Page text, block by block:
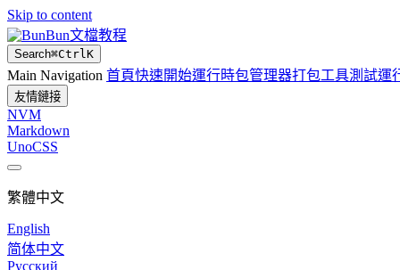
Skip to content
Bun文檔教程
Search⌘CtrlK
Main Navigation 首頁快速開始運行時包管理器打包工具測試運
友情鏈接
NVM
Markdown
UnoCSS
繁體中文
English
简体中文
Русский